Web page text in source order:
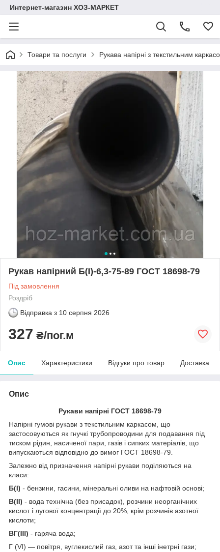
Интернет-магазин ХОЗ-МАРКЕТ
Товари та послуги Рукава напірні з текстильним
Рукав напірний Б(I)-6,3-75-89 ГОСТ 18698-79
Під замовлення
Роздріб
Відправка з 10 серпня 2026
327 ₴/пог.м
Опис Характеристики Відгуки про товар Доставка
Опис
Рукави напірні ГОСТ 18698-79
Напірні гумові рукави з текстильним каркасом, що
застосовуються як гнучкі трубопроводини для подавання під
тиском рідин, насиченої пари, газів і сипких матеріалів, що
випускаються відповідно до вимог ГОСТ 18698-79.
Залежно від призначення напірні рукави поділяються на
класи:
Б(I) - бензини, гасини, мінеральні оливи на нафтовій основі;
В(II) - вода технічна (без присадок), розчини неорганічних
кислот і лугової концентрації до 20%, крім розчинів азотної
кислоти;
ВГ(III) - гаряча вода;
Г (VI) — повітря, вуглекислий газ, азот та інші інетрні гази;